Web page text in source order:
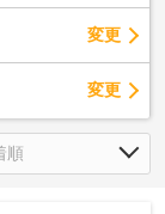
変更
変更